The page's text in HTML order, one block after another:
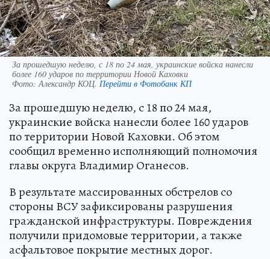
За прошедшую неделю, с 18 по 24 мая, украинские войска нанесли
более 160 ударов по территории Новой Каховки
Фото:Александр КОЦ. Перейти в Фотобанк КП
За прошедшую неделю, с 18 по 24 мая,
украинские войска нанесли более 160 ударов
по территории Новой Каховки. Об этом
сообщил временно исполняющий полномочия
главы округа Владимир Оганесов.
В результате массированных обстрелов со
стороны ВСУ зафиксированы разрушения
гражданской инфраструктуры. Повреждения
получили придомовые территории, а также
асфальтовое покрытие местных дорог.